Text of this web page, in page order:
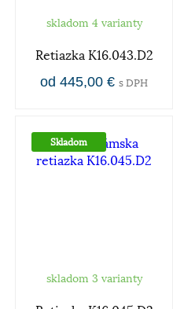
skladom 4 varianty
Retiazka K16.043.D2
od 445,00 € s DPH
Skladom
skladom 3 varianty